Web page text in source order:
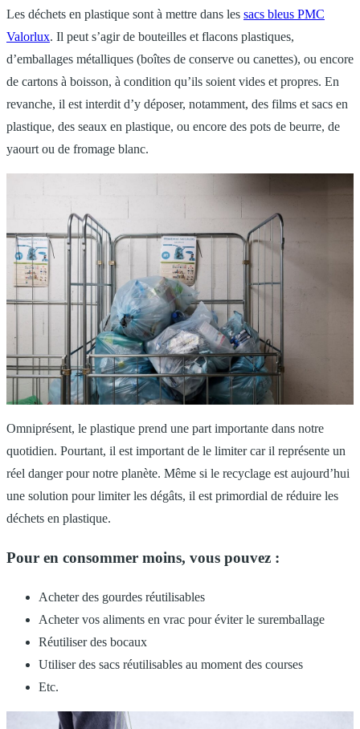
Les déchets en plastique sont à mettre dans les sacs bleus PMC
Valorlux. Il peut s’agir de bouteilles et flacons plastiques,
d’emballages métalliques (boîtes de conserve ou canettes), ou encore
de cartons à boisson, à condition qu’ils soient vides et propres. En
revanche, il est interdit d’y déposer, notamment, des films et sacs en
plastique, des seaux en plastique, ou encore des pots de beurre, de
yaourt ou de fromage blanc.
Omniprésent, le plastique prend une part importante dans notre
quotidien. Pourtant, il est important de le limiter car il représente un
réel danger pour notre planète. Même si le recyclage est aujourd’hui
une solution pour limiter les dégâts, il est primordial de réduire les
déchets en plastique.
Pour en consommer moins, vous pouvez :
Acheter des gourdes réutilisables
Acheter vos aliments en vrac pour éviter le suremballage
Réutiliser des bocaux
Utiliser des sacs réutilisables au moment des courses
Etc.